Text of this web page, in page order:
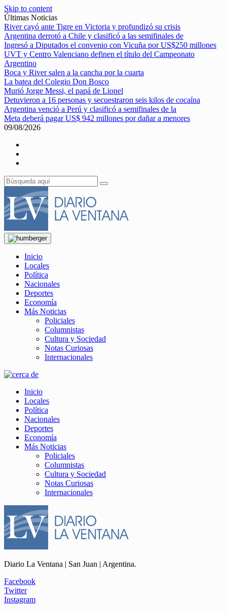
Skip to content
Últimas Noticias
River cayó ante Tigre en Victoria y profundizó su crisis
Argentina derrotó a Chile y clasificó a las semifinales de
Ingresó a Diputados el convenio con Vicuña por US$250 millones
UVT y Centro Valenciano definen el título del Campeonato
Argentino
Boca y River salen a la cancha por la cuarta
La batea del Colegio Don Bosco
Murió Jorge Messi, el papá de Lionel
Detuvieron a 16 personas y secuestraron seis kilos de cocaína
Argentina venció a Perú y clasificó a semifinales de la
Meta deberá pagar US$ 942 millones por dañar a menores
09/08/2026
Inicio
Locales
Política
Nacionales
Deportes
Economía
Más Noticias
Policiales
Columnistas
Cultura y Sociedad
Notas Curiosas
Internacionales
Inicio
Locales
Política
Nacionales
Deportes
Economía
Más Noticias
Policiales
Columnistas
Cultura y Sociedad
Notas Curiosas
Internacionales
Diario La Ventana | San Juan | Argentina.
Facebook
Twitter
Instagram